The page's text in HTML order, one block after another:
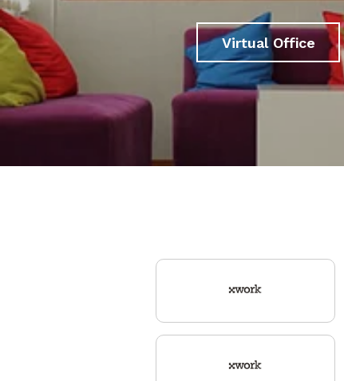
Virtual Office